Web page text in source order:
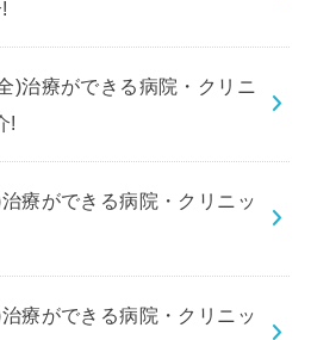
)治療ができる病院・クリニ
!
療ができる病院・クリニッ
療ができる病院・クリニッ